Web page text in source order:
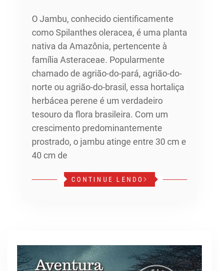
O Jambu, conhecido cientificamente
como Spilanthes oleracea, é uma planta
nativa da Amazônia, pertencente à
família Asteraceae. Popularmente
chamado de agrião-do-pará, agrião-do-
norte ou agrião-do-brasil, essa hortaliça
herbácea perene é um verdadeiro
tesouro da flora brasileira. Com um
crescimento predominantemente
prostrado, o jambu atinge entre 30 cm e
40 cm de
CONTINUE LENDO